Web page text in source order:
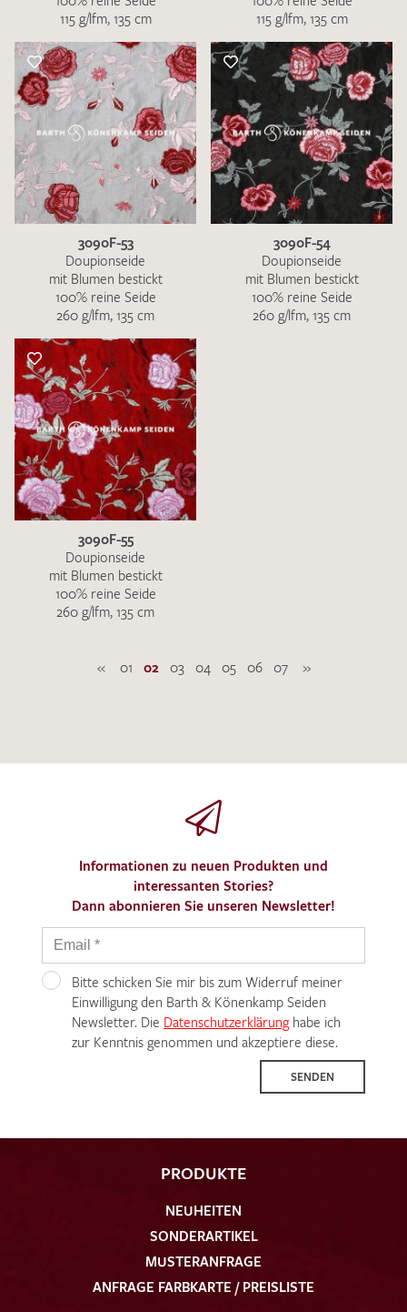
115 g/lfm, 135 cm
115 g/lfm, 135 cm
3090F-53
Doupionseide
mit Blumen bestickt
100% reine Seide
260 g/lfm, 135 cm
3090F-54
Doupionseide
mit Blumen bestickt
100% reine Seide
260 g/lfm, 135 cm
3090F-55
Doupionseide
mit Blumen bestickt
100% reine Seide
260 g/lfm, 135 cm
« 01 02 03 04 05 06 07 »
Informationen zu neuen Produkten und
interessanten Stories?
Dann abonnieren Sie unseren Newsletter!
Bitte schicken Sie mir bis zum Widerruf meiner
Einwilligung den Barth & Könenkamp Seiden
Newsletter. Die Datenschutzerklärunghabe ich
zur Kenntnis genommen und akzeptiere diese.
SENDEN
PRODUKTE
NEUHEITEN
SONDERARTIKEL
MUSTERANFRAGE
ANFRAGE FARBKARTE / PREISLISTE